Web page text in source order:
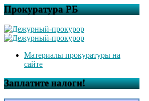
Прокуратура РБ
Материалы прокуратуры на
сайте
Заплатите налоги!